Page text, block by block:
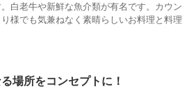
白老牛や新鮮な魚介類が有名です。カウン
様でも気兼ねなく素晴らしいお料理と料理
場所をコンセプトに！